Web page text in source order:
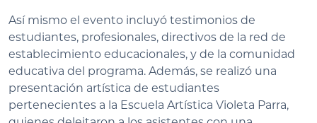
Así mismo el evento incluyó testimonios de
estudiantes, profesionales, directivos de la red de
establecimiento educacionales, y de la comunidad
educativa del programa. Además, se realizó una
presentación artística de estudiantes
pertenecientes a la Escuela Artística Violeta Parra,